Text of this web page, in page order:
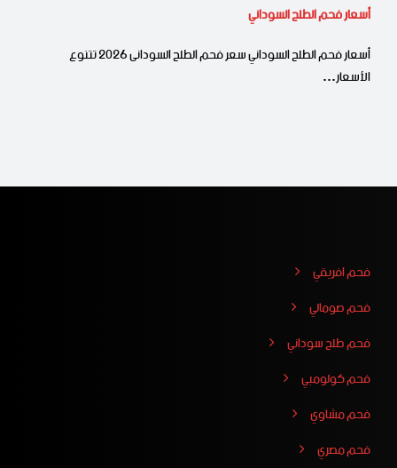
أسعار فحم الطلح السوداني
أسعار فحم الطلح السوداني سعر فحم الطلح السودانى 2026 تتنوع
الأسعار…
فحم افريقي
فحم صومالي
فحم طلح سوداني
فحم كولومبي
فحم مشاوي
فحم مصري